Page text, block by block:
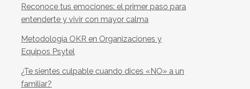
Reconoce tus emociones: el primer paso para
entenderte y vivir con mayor calma
Metodología OKR en Organizaciones y
Equipos Psytel
¿Te sientes culpable cuando dices «NO» a un
familiar?